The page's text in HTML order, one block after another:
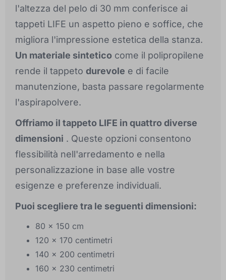
l'altezza del pelo di 30 mm conferisce ai
tappeti LIFE un aspetto pieno e soffice, che
migliora l'impressione estetica della stanza.
Un materiale sintetico come il polipropilene
rende il tappeto durevole e di facile
manutenzione, basta passare regolarmente
l'aspirapolvere.
Offriamo il tappeto LIFE in quattro diverse
dimensioni . Queste opzioni consentono
flessibilità nell'arredamento e nella
personalizzazione in base alle vostre
esigenze e preferenze individuali.
Puoi scegliere tra le seguenti dimensioni:
80 x 150 cm
120 x 170 centimetri
140 x 200 centimetri
160 x 230 centimetri